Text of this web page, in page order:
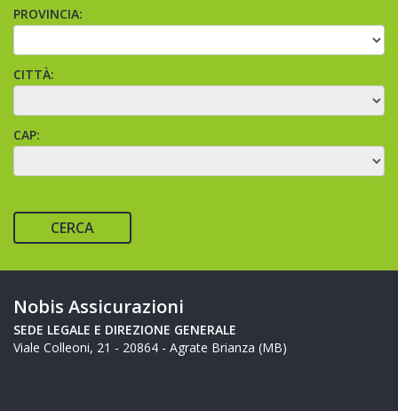
PROVINCIA:
CITTÀ:
CAP:
CERCA
Nobis Assicurazioni
SEDE LEGALE E DIREZIONE GENERALE
Viale Colleoni, 21 - 20864 - Agrate Brianza (MB)